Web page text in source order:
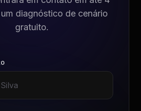
diagnóstico de cenário
gratuito.